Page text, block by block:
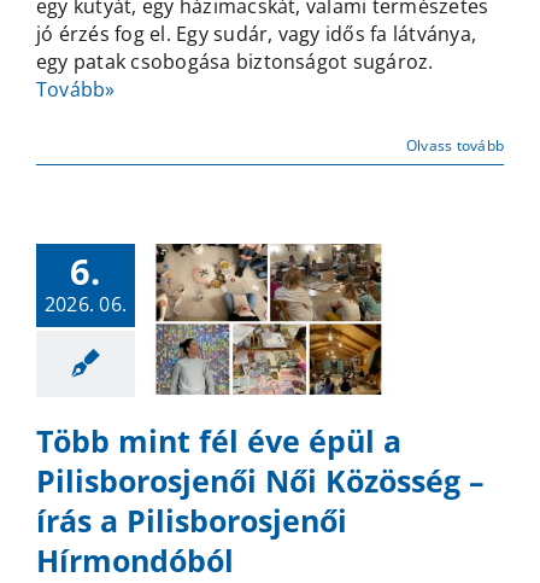
csónakázás
a
lélek
egy kutyát, egy házimacskát, valami természetes
jó érzés fog el. Egy sudár, vagy idős fa látványa,
egy patak csobogása biztonságot sugároz.
Tovább»
Olvass tovább
6.
2026. 06.
Több mint fél éve épül a
Pilisborosjenői Női Közösség –
írás a Pilisborosjenői
Hírmondóból